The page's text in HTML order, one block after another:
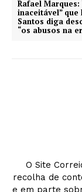
Rafael Marques:
inaceitável” que
Santos diga
“os abusos na
O Site
recolha de
e em parte